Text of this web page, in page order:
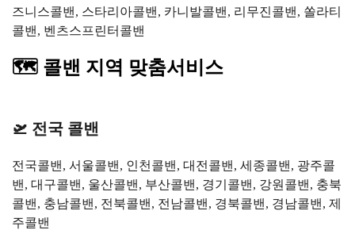
즈니스콜밴, 스타리아콜밴, 카니발콜밴, 리무진콜밴, 쏠라티
콜밴, 벤츠스프린터콜밴
🗺️ 콜밴 지역 맞춤서비스
🛫 전국 콜밴
전국콜밴, 서울콜밴, 인천콜밴, 대전콜밴, 세종콜밴, 광주콜
밴, 대구콜밴, 울산콜밴, 부산콜밴, 경기콜밴, 강원콜밴, 충북
콜밴, 충남콜밴, 전북콜밴, 전남콜밴, 경북콜밴, 경남콜밴, 제
주콜밴